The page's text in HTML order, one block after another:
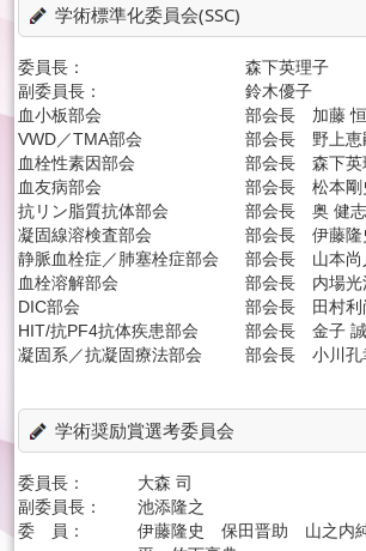
学術標準化委員会(SSC)
委員長：
森下英理子
副委員長：
鈴木優子
血小板部会
部会長 加藤 恒
VWD／TMA部会
部会長 野上恵
血栓性素因部会
部会長 森下英
血友病部会
部会長 松本剛
抗リン脂質抗体部会
部会長 奥 健志
凝固線溶検査部会
部会長 伊藤隆
静脈血栓症／肺塞栓症部会
部会長 山本尚
血栓溶解部会
部会長 内場光
DIC部会
部会長 田村利
HIT/抗PF4抗体疾患部会
部会長 金子 誠
凝固系／抗凝固療法部会
部会長 小川孔
学術奨励賞選考委員会
委員長：
大森 司
副委員長：
池添隆之
委 員：
伊藤隆史 保田晋助 山之